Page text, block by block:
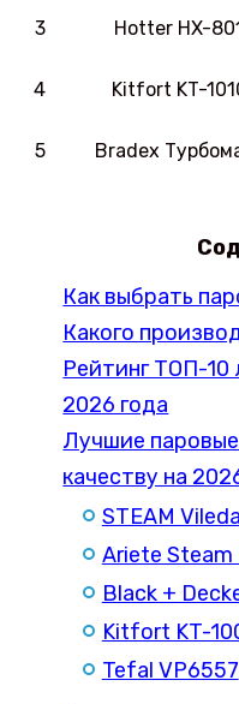
3 Hotter HX-
4 Kitfort KT-
5 Bradex
Как выбрать
Какого
Рейтинг ТОП-
2026 года
Лучшие
качеству на
STEAM Vileda
Ariete Steam
Black +
Kitfort KT-
Tefal VP6557